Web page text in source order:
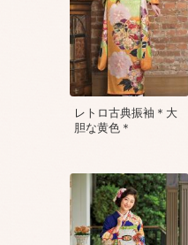
レトロ古典振袖＊大
胆な黄色＊